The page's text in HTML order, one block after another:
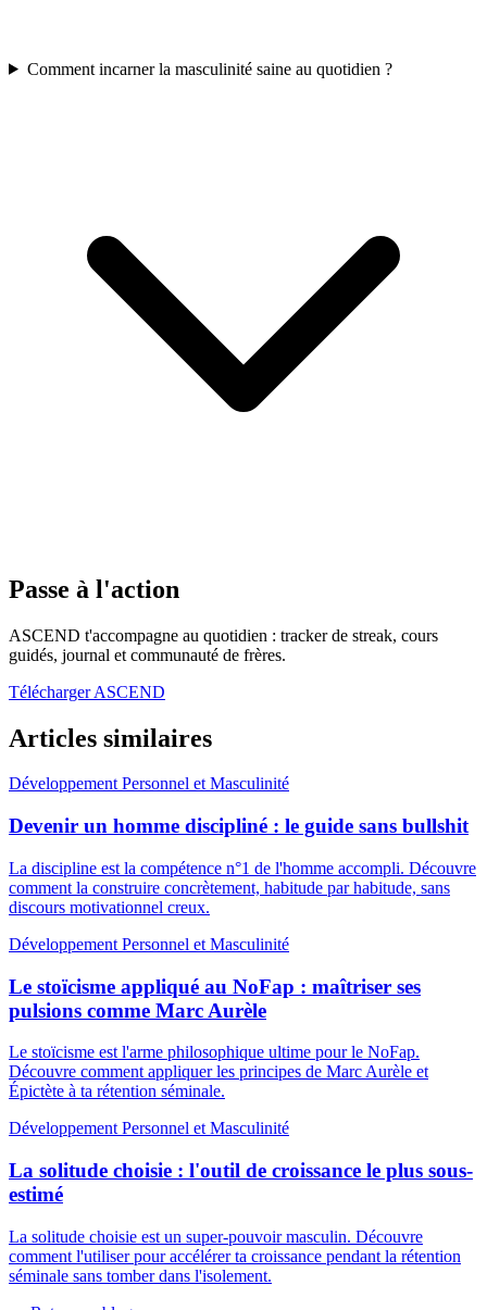
Comment incarner la masculinité saine au quotidien ?
Passe à l'action
ASCEND t'accompagne au quotidien : tracker de streak, cours
guidés, journal et communauté de frères.
Télécharger ASCEND
Articles similaires
Développement Personnel et Masculinité
Devenir un homme discipliné : le guide sans bullshit
La discipline est la compétence n°1 de l'homme accompli. Découvre
comment la construire concrètement, habitude par habitude, sans
discours motivationnel creux.
Développement Personnel et Masculinité
Le stoïcisme appliqué au NoFap : maîtriser ses
pulsions comme Marc Aurèle
Le stoïcisme est l'arme philosophique ultime pour le NoFap.
Découvre comment appliquer les principes de Marc Aurèle et
Épictète à ta rétention séminale.
Développement Personnel et Masculinité
La solitude choisie : l'outil de croissance le plus sous-
estimé
La solitude choisie est un super-pouvoir masculin. Découvre
comment l'utiliser pour accélérer ta croissance pendant la rétention
séminale sans tomber dans l'isolement.